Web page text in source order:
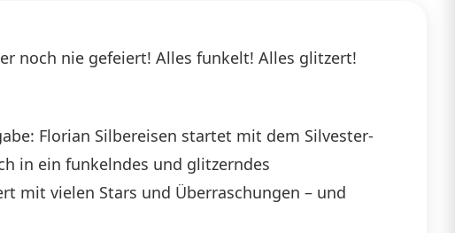
noch nie gefeiert! Alles funkelt! Alles glitzert!
Florian Silbereisen startet mit dem Silvester-
in ein funkelndes und glitzerndes
mit vielen Stars und Überraschungen – und